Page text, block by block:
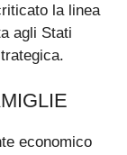
la linea
agli Stati
economico